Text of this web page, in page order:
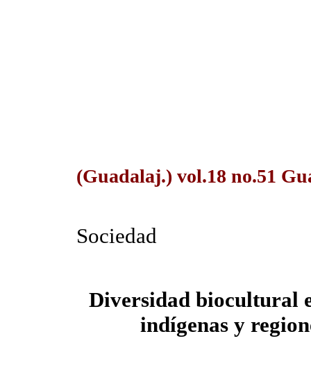
(Guadalaj.) vol.18 no.51
Sociedad
Diversidad biocultural
indígenas y